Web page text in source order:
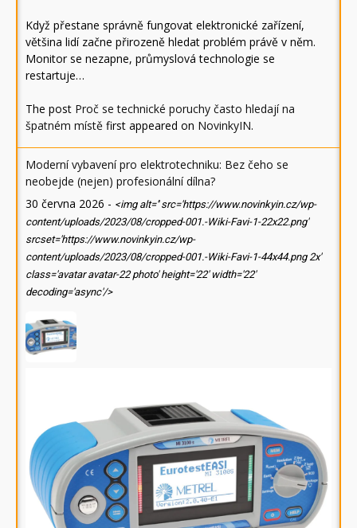
Když přestane správně fungovat elektronické zařízení,
většina lidí začne přirozeně hledat problém právě v něm.
Monitor se nezapne, průmyslová technologie se
restartuje…
The post Proč se technické poruchy často hledají na
špatném místě first appeared on NovinkyIN.
Moderní vybavení pro elektrotechniku: Bez čeho se
neobejde (nejen) profesionální dílna?
30 června 2026 - <img alt='' src='https://www.novinkyin.cz/wp-
content/uploads/2023/08/cropped-001.-Wiki-Favi-1-22x22.png'
srcset='https://www.novinkyin.cz/wp-
content/uploads/2023/08/cropped-001.-Wiki-Favi-1-44x44.png 2x'
class='avatar avatar-22 photo' height='22' width='22'
decoding='async'/>